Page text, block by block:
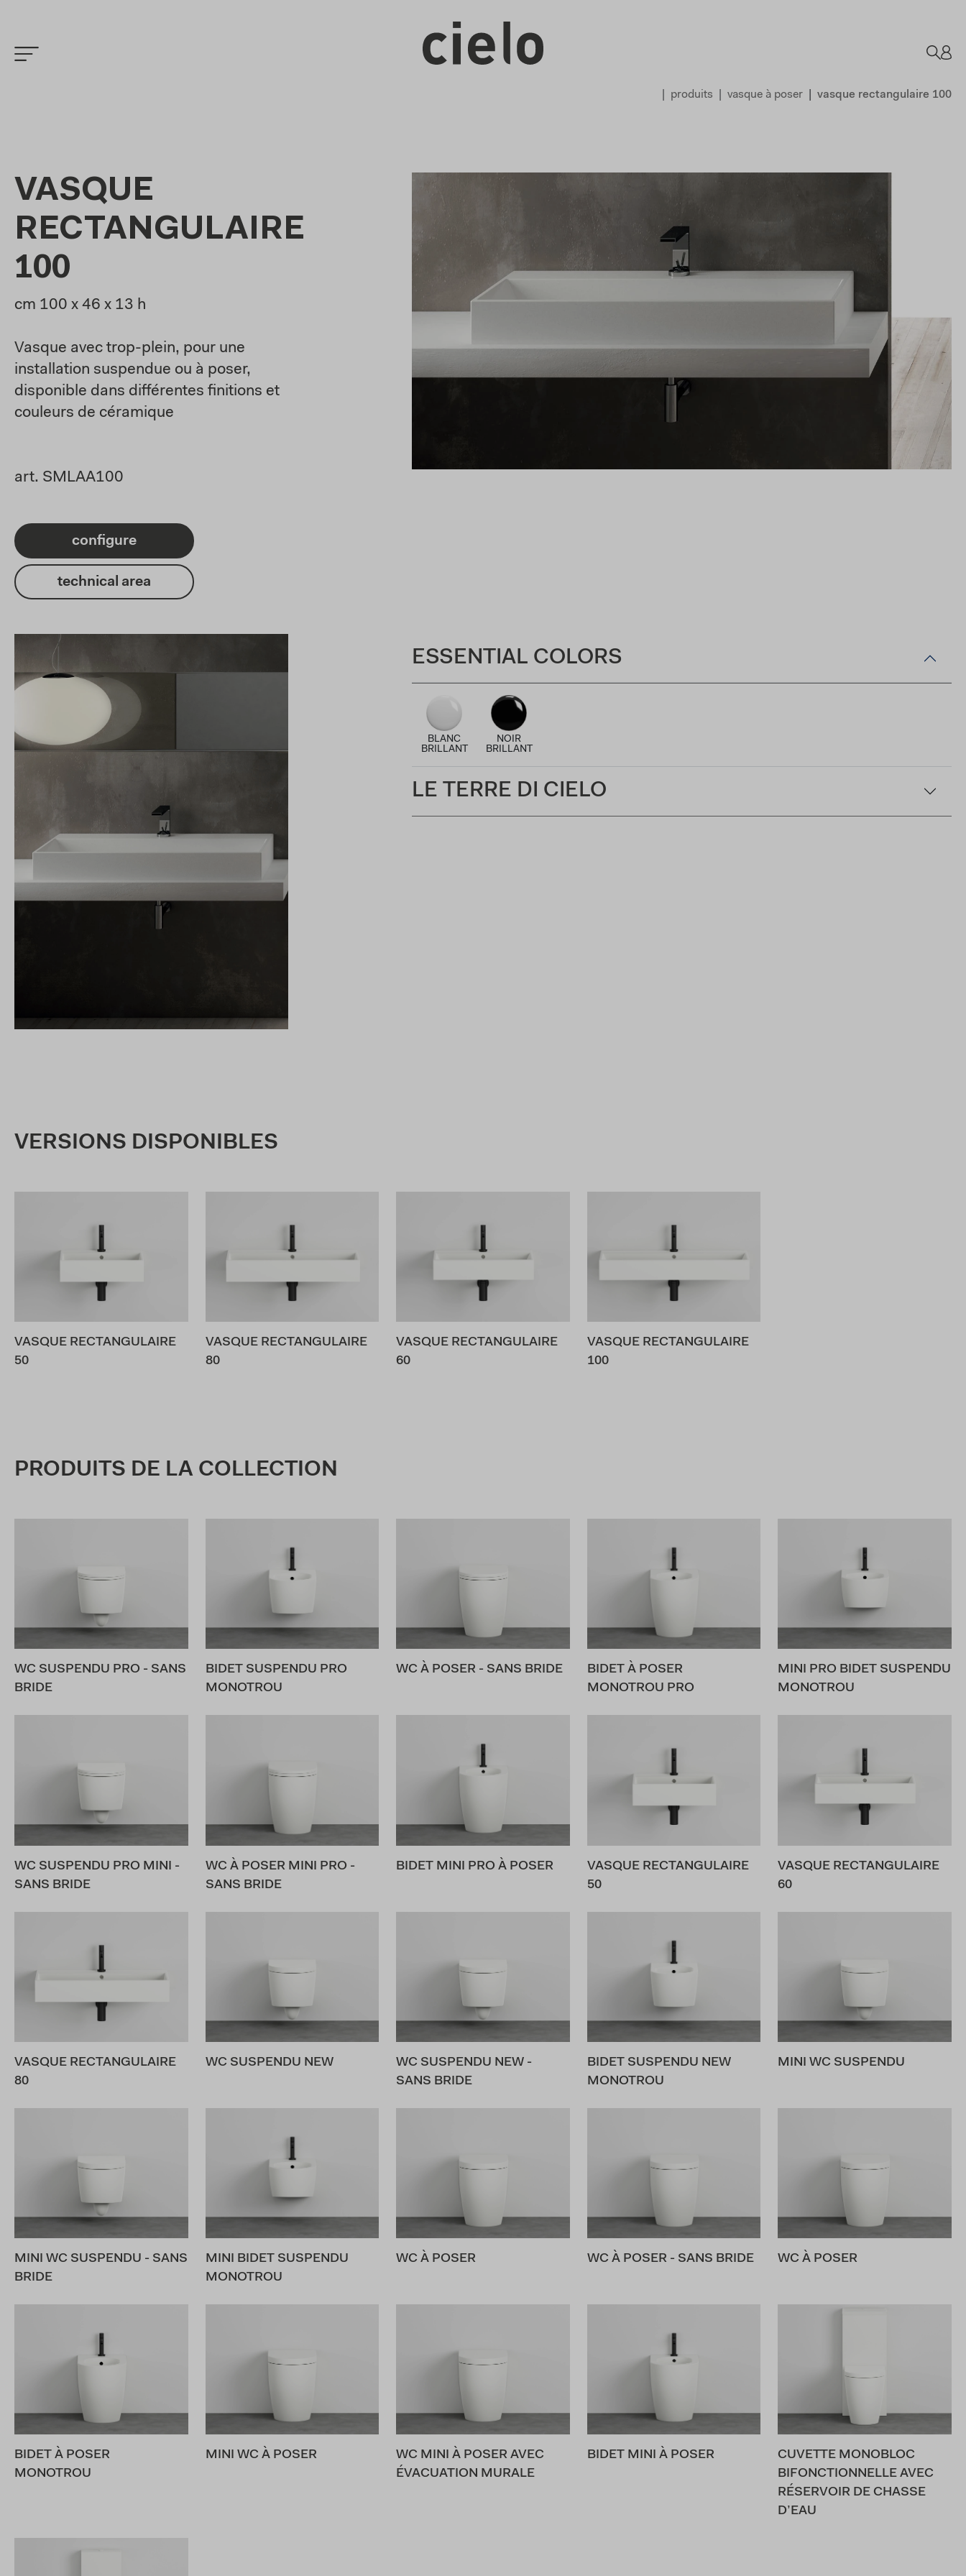
produits vasque à poser vasque rectangulaire 100
VASQUE
RECTANGULAIRE
100
cm 100 x 46 x 13 h
Vasque avec trop-plein, pour une
installation suspendue ou à poser,
disponible dans différentes finitions et
couleurs de céramique
art. SMLAA100
configure
technical area
ESSENTIAL COLORS
BLANC
BRILLANT
NOIR
BRILLANT
LE TERRE DI CIELO
VERSIONS DISPONIBLES
VASQUE RECTANGULAIRE
50
VASQUE RECTANGULAIRE
80
VASQUE RECTANGULAIRE
60
VASQUE RECTANGULAIRE
100
PRODUITS DE LA COLLECTION
WC SUSPENDU PRO - SANS
BRIDE
BIDET SUSPENDU PRO
MONOTROU
WC À POSER - SANS BRIDE
BIDET À POSER
MONOTROU PRO
MINI PRO BIDET SUSPENDU
MONOTROU
WC SUSPENDU PRO MINI -
SANS BRIDE
WC À POSER MINI PRO -
SANS BRIDE
BIDET MINI PRO À POSER
VASQUE RECTANGULAIRE
50
VASQUE RECTANGULAIRE
60
VASQUE RECTANGULAIRE
80
WC SUSPENDU NEW
WC SUSPENDU NEW -
SANS BRIDE
BIDET SUSPENDU NEW
MONOTROU
MINI WC SUSPENDU
MINI WC SUSPENDU - SANS
BRIDE
MINI BIDET SUSPENDU
MONOTROU
WC À POSER WC À POSER - SANS BRIDE WC À POSER
BIDET À POSER
MONOTROU
MINI WC À POSER
WC MINI À POSER AVEC
ÉVACUATION MURALE
BIDET MINI À POSER
CUVETTE MONOBLOC
BIFONCTIONNELLE AVEC
RÉSERVOIR DE CHASSE
D’EAU